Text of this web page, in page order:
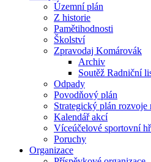
Územní plán
Z historie
Pamětihodnosti
Školství
Zpravodaj Komárovák
Archiv
Soutěž Radniční
Odpady
Povodňový plán
Strategický plán rozvoje
Kalendář akcí
Víceúčelové sportovní
Poruchy
Organizace